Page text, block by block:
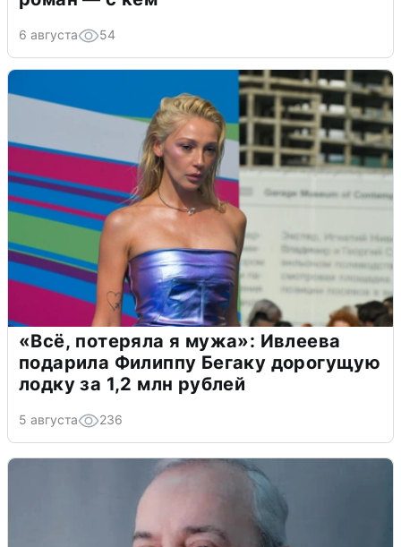
6 августа 54
«Всё, потеряла я мужа»: Ивлеева
подарила Филиппу Бегаку дорогущую
лодку за 1,2 млн рублей
5 августа 236